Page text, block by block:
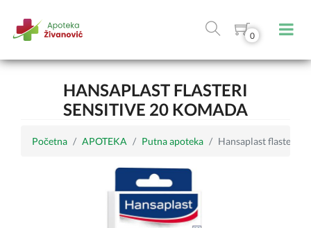
0
HANSAPLAST FLASTERI
SENSITIVE 20 KOMADA
Početna APOTEKA Putna apoteka Hansaplast flasteri